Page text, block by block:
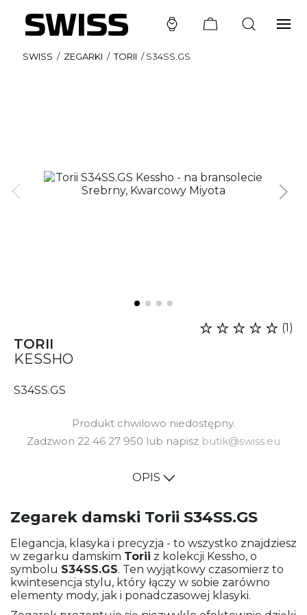
SWISS / ZEGARKI / TORII /S34SS.GS
TORII
KESSHO
(1)
S34SS.GS
Produkt chwilowo niedostępny.
Zadzwon 22 46 27 950 lub napisz butik@swiss.eu
OPIS
Zegarek damski Torii S34SS.GS
Elegancja, klasyka i precyzja - to wszystko znajdziesz
w zegarku damskim Torii z kolekcji Kessho, o
symbolu S34SS.GS. Ten wyjątkowy czasomierz to
kwintesencja stylu, który łączy w sobie zarówno
elementy mody, jak i ponadczasowej klasyki.